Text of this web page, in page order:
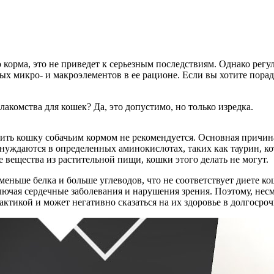
корма, это не приведет к серьезным последствиям. Однако
микро- и макроэлементов в ее рационе. Если вы хотите
для кошек? Да, это допустимо, но только изредка.
кошку собачьим кормом не рекомендуется. Основная
в определенных аминокислотах, таких как таурин,
из растительной пищи, кошки этого делать не могут.
белка и больше углеводов, что не соответствует диете
сердечные заболевания и нарушения зрения. Поэтому,
и может негативно сказаться на их здоровье в